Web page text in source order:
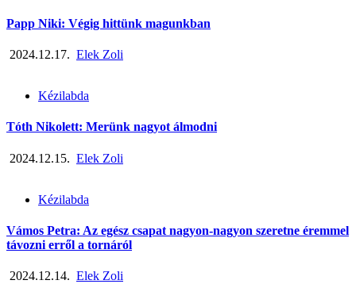
Papp Niki: Végig hittünk magunkban
2024.12.17. Elek Zoli
Kézilabda
Tóth Nikolett: Merünk nagyot álmodni
2024.12.15. Elek Zoli
Kézilabda
Vámos Petra: Az egész csapat nagyon-nagyon szeretne éremmel
távozni erről a tornáról
2024.12.14. Elek Zoli